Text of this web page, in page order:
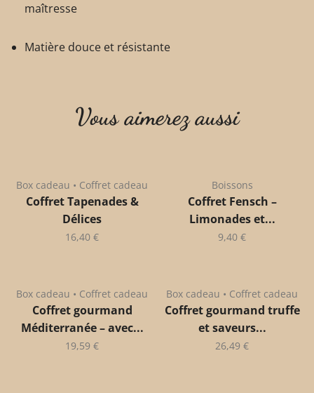
maîtresse
Matière douce et résistante
Vous aimerez aussi
Box cadeau • Coffret cadeau
Coffret Tapenades &
Délices
16,40 €
Boissons
Coffret Fensch –
Limonades et...
9,40 €
Box cadeau • Coffret cadeau
Coffret gourmand
Méditerranée – avec...
19,59 €
Box cadeau • Coffret cadeau
Coffret gourmand truffe
et saveurs...
26,49 €